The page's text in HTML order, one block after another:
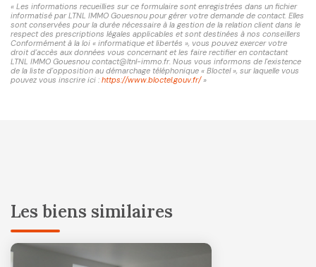
« Les informations recueillies sur ce formulaire sont enregistrées dans un fichier
informatisé par LTNL IMMO Gouesnou pour gérer votre demande de contact. Elles
sont conservées pour la durée nécessaire à la gestion de la relation client dans le
respect des prescriptions légales applicables et sont destinées à nos conseillers
Conformément à la loi « informatique et libertés », vous pouvez exercer votre
droit d'accès aux données vous concernant et les faire rectifier en contactant
LTNL IMMO Gouesnou contact@ltnl-immo.fr. Nous vous informons de l'existence
de la liste d'opposition au démarchage téléphonique « Bloctel », sur laquelle vous
pouvez vous inscrire ici : https://www.bloctel.gouv.fr/»
Les biens similaires